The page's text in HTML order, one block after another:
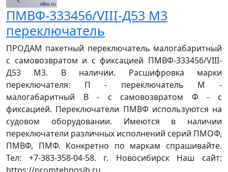
ПМВФ-333456/VIII-Д53 М3
переключатель
ПРОДАМ пакетный переключатель малогабаритный
с самовозвратом и с фиксацией ПМВФ-333456/VIII-
Д53 М3. В наличии. Расшифровка марки
переключателя: П - переключатель М -
малогабаритный В - с самовозвратом Ф - с
фиксацией. Переключатели ПМВФ используются на
судовом оборудовании. Имеются в наличии
переключатели различных исполнений серий ПМОФ,
ПМВФ, ПМФ. Конкретно по маркам спрашивайте.
Тел: +7-383-358-04-58. г. Новосибирск Наш сайт:
https://promtehnosib.ru ...